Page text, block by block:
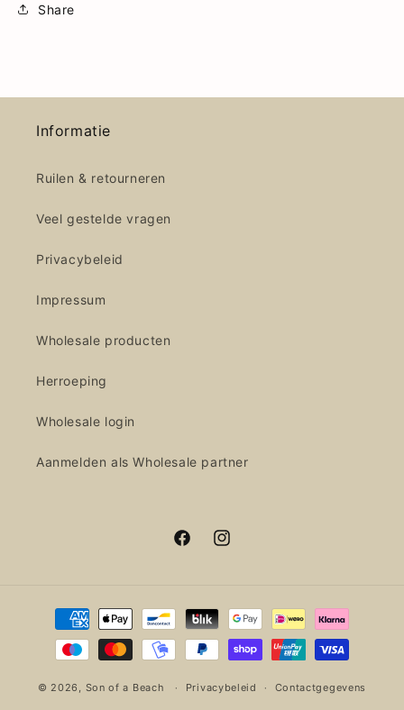
Share
Informatie
Ruilen & retourneren
Veel gestelde vragen
Privacybeleid
Impressum
Wholesale producten
Herroeping
Wholesale login
Aanmelden als Wholesale partner
FacebookInstagram
Betaalmethoden
© 2026, Son of a Beach Privacybeleid Contactgegevens